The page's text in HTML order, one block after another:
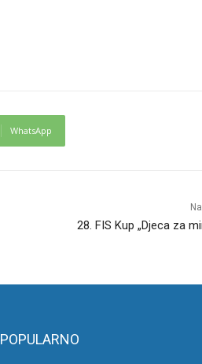
WhatsApp
28. FIS Kup „Djeca za
POPULARNO